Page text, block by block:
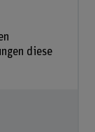
diese